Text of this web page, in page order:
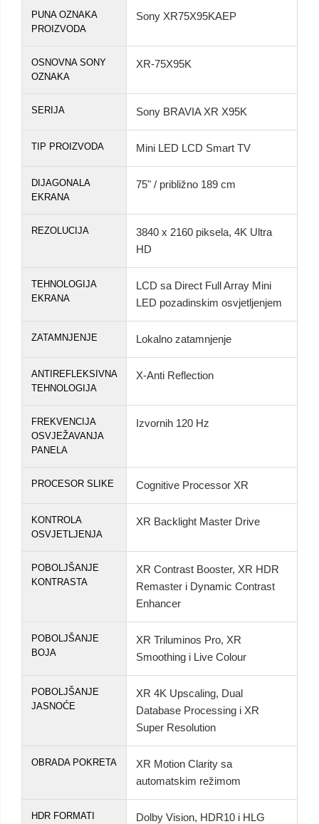
PUNA OZNAKA
PROIZVODA
Sony XR75X95KAEP
OSNOVNA SONY
OZNAKA
XR-75X95K
SERIJA Sony BRAVIA XR X95K
TIP PROIZVODA Mini LED LCD Smart TV
DIJAGONALA
EKRANA
75" / približno 189 cm
REZOLUCIJA
3840 x 2160 piksela, 4K Ultra
HD
TEHNOLOGIJA
EKRANA
LCD sa Direct Full Array Mini
LED pozadinskim osvjetljenjem
ZATAMNJENJE Lokalno zatamnjenje
ANTIREFLEKSIVNA
TEHNOLOGIJA
X-Anti Reflection
FREKVENCIJA
OSVJEŽAVANJA
PANELA
Izvornih 120 Hz
PROCESOR SLIKE Cognitive Processor XR
KONTROLA
OSVJETLJENJA
XR Backlight Master Drive
POBOLJŠANJE
KONTRASTA
XR Contrast Booster, XR HDR
Remaster i Dynamic Contrast
Enhancer
POBOLJŠANJE
BOJA
XR Triluminos Pro, XR
Smoothing i Live Colour
POBOLJŠANJE
JASNOĆE
XR 4K Upscaling, Dual
Database Processing i XR
Super Resolution
OBRADA POKRETA
XR Motion Clarity sa
automatskim režimom
HDR FORMATI Dolby Vision, HDR10 i HLG